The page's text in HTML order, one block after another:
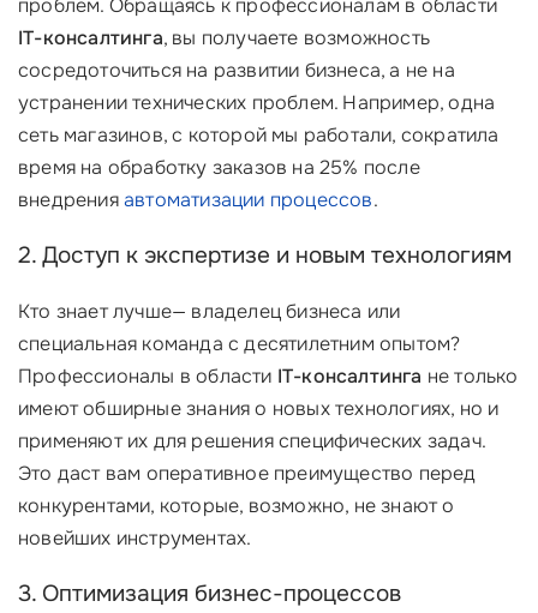
проблем. Обращаясь к профессионалам в области
IT-консалтинга, вы получаете возможность
сосредоточиться на развитии бизнеса, а не на
устранении технических проблем. Например, одна
сеть магазинов, с которой мы работали, сократила
время на обработку заказов на 25% после
внедренияавтоматизации процессов.
2. Доступ к экспертизе и новым технологиям
Кто знает лучше— владелец бизнеса или
специальная команда с десятилетним опытом?
Профессионалы в области IT-консалтинга не только
имеют обширные знания о новых технологиях, но и
применяют их для решения специфических задач.
Это даст вам оперативное преимущество перед
конкурентами, которые, возможно, не знают о
новейших инструментах.
3. Оптимизация бизнес-процессов